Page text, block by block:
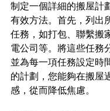
制定一個詳細的搬屋計
有效方法。首先，列出
任務，如打包、聯繫搬
電公司等。將這些任務
並為每一項任務設定時
的計劃，您能夠在搬屋
感，從而降低焦慮。